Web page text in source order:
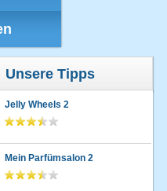
Unsere Tipps
Jelly Wheels 2
Mein Parfümsalon 2